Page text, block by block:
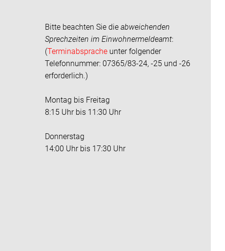
Bitte beachten Sie die abweichenden
Sprechzeiten im Einwohnermeldeamt:
(Terminabsprache unter folgender
Telefonnummer: 07365/83-24, -25 und -26
erforderlich.)
Montag bis Freitag
8:15 Uhr bis 11:30 Uhr
Donnerstag
14:00 Uhr bis 17:30 Uhr